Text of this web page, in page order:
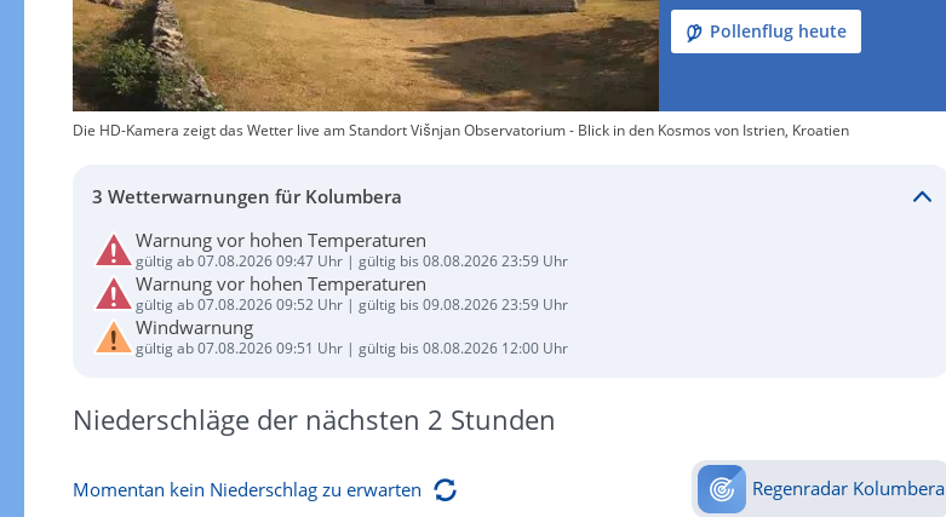
Pollenflug heute
Die HD-Kamera zeigt das Wetter live am Standort Višnjan Observatorium - Blick in den Kosmos von Istrien, Kroatien
3 Wetterwarnungen für Kolumbera
Warnung vor hohen Temperaturen
gültig ab 07.08.2026 09:47 Uhr | gültig bis 08.08.2026 23:59 Uhr
Warnung vor hohen Temperaturen
gültig ab 07.08.2026 09:52 Uhr | gültig bis 09.08.2026 23:59 Uhr
Windwarnung
gültig ab 07.08.2026 09:51 Uhr | gültig bis 08.08.2026 12:00 Uhr
Niederschläge der nächsten 2 Stunden
Momentan kein Niederschlag zu erwarten Regenradar Kolumbera